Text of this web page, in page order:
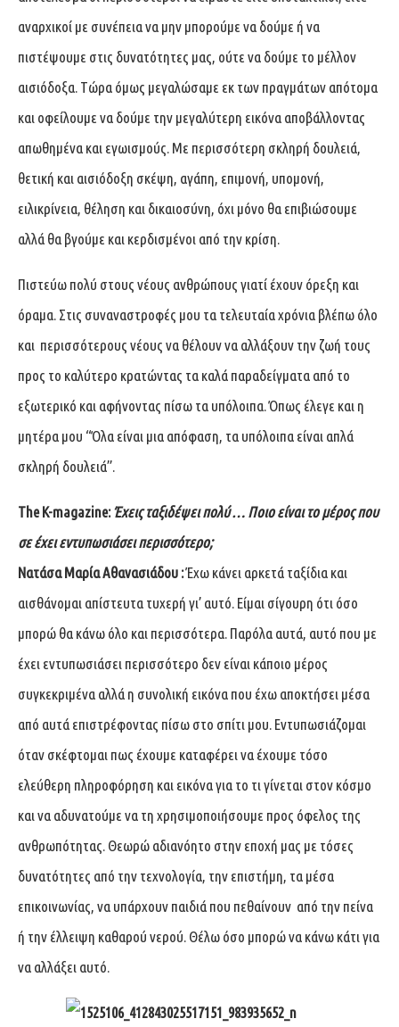
αναρχικοί με συνέπεια να μην μπορούμε να δούμε ή να
πιστέψουμε στις δυνατότητες μας, ούτε να δούμε το μέλλον
αισιόδοξα. Τώρα όμως μεγαλώσαμε εκ των πραγμάτων απότομα
και οφείλουμε να δούμε την μεγαλύτερη εικόνα αποβάλλοντας
απωθημένα και εγωισμούς. Με περισσότερη σκληρή δουλειά,
θετική και αισιόδοξη σκέψη, αγάπη, επιμονή, υπομονή,
ειλικρίνεια, θέληση και δικαιοσύνη, όχι μόνο θα επιβιώσουμε
αλλά θα βγούμε και κερδισμένοι από την κρίση.
Πιστεύω πολύ στους νέους ανθρώπους γιατί έχουν όρεξη και
όραμα. Στις συναναστροφές μου τα τελευταία χρόνια βλέπω όλο
και περισσότερους νέους να θέλουν να αλλάξουν την ζωή τους
προς το καλύτερο κρατώντας τα καλά παραδείγματα από το
εξωτερικό και αφήνοντας πίσω τα υπόλοιπα. Όπως έλεγε και η
μητέρα μου “Όλα είναι μια απόφαση, τα υπόλοιπα είναι απλά
σκληρή δουλειά”.
TheK-magazine:Έχεις ταξιδέψει πολύ … Ποιο είναι το μέρος που
σε έχει εντυπωσιάσει περισσότερο;
Νατάσα Μαρία Αθανασιάδου :Έχω κάνει αρκετά ταξίδια και
αισθάνομαι απίστευτα τυχερή γι’ αυτό. Είμαι σίγουρη ότι όσο
μπορώ θα κάνω όλο και περισσότερα. Παρόλα αυτά, αυτό που με
έχει εντυπωσιάσει περισσότερο δεν είναι κάποιο μέρος
συγκεκριμένα αλλά η συνολική εικόνα που έχω αποκτήσει μέσα
από αυτά επιστρέφοντας πίσω στο σπίτι μου. Εντυπωσιάζομαι
όταν σκέφτομαι πως έχουμε καταφέρει να έχουμε τόσο
ελεύθερη πληροφόρηση και εικόνα για το τι γίνεται στον κόσμο
και να αδυνατούμε να τη χρησιμοποιήσουμε προς όφελος της
ανθρωπότητας. Θεωρώ αδιανόητο στην εποχή μας με τόσες
δυνατότητες από την τεχνολογία, την επιστήμη, τα μέσα
επικοινωνίας, να υπάρχουν παιδιά που πεθαίνουν από την πείνα
ή την έλλειψη καθαρού νερού. Θέλω όσο μπορώ να κάνω κάτι για
να αλλάξει αυτό.